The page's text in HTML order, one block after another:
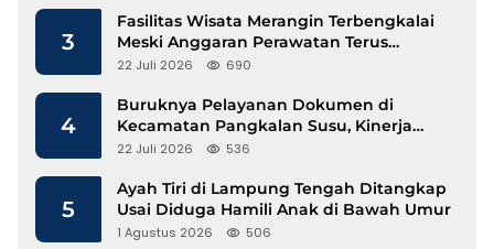
3
Fasilitas Wisata Merangin Terbengkalai
Meski Anggaran Perawatan Terus
Mengalir
22 Juli 2026 690
4
Buruknya Pelayanan Dokumen di
Kecamatan Pangkalan Susu, Kinerja
Disdukcapil Langkat Disorot
22 Juli 2026 536
5
Ayah Tiri di Lampung Tengah Ditangkap
Usai Diduga Hamili Anak di Bawah Umur
1 Agustus 2026 506